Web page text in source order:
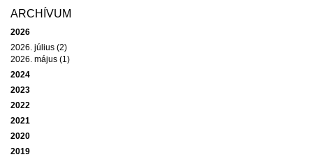
ARCHÍVUM
2026
2026. július (2)
2026. május (1)
2024
2023
2022
2021
2020
2019